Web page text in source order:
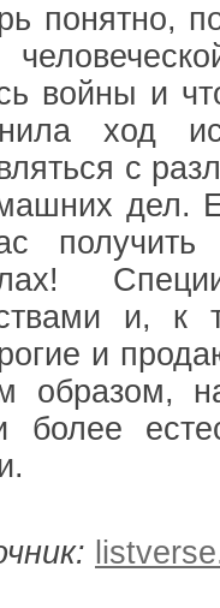
понятно,
войны и
ход
с
дел.
и, к
и
образом,
более